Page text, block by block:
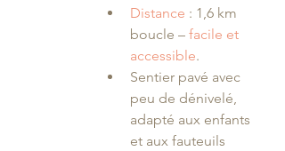
Distance : 1,6 km
boucle – facile et
accessible.
Sentier pavé avec
peu de dénivelé,
adapté aux enfants
et aux fauteuils